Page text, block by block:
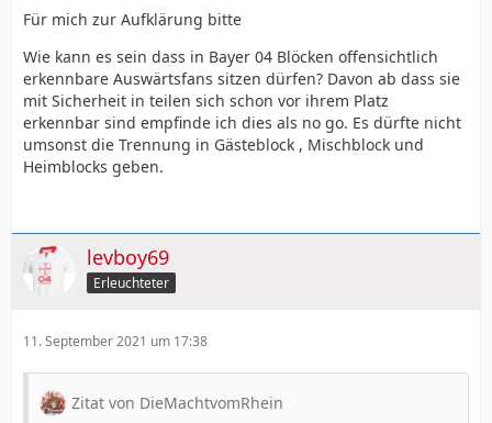
Für mich zur Aufklärung bitte
Wie kann es sein dass in Bayer 04 Blöcken offensichtlich
erkennbare Auswärtsfans sitzen dürfen? Davon ab dass sie
mit Sicherheit in teilen sich schon vor ihrem Platz
erkennbar sind empfinde ich dies als no go. Es dürfte nicht
umsonst die Trennung in Gästeblock , Mischblock und
Heimblocks geben.
levboy69
Erleuchteter
11. September 2021 um 17:38
Zitat von DieMachtvomRhein